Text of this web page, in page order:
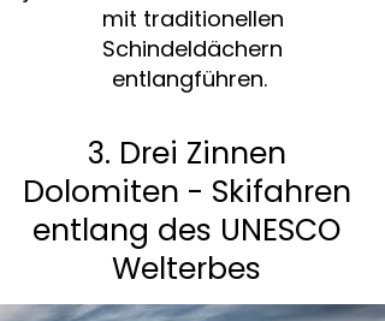
mit traditionellen
Schindeldächern
entlangführen.
3. Drei Zinnen
Dolomiten - Skifahren
entlang des UNESCO
Welterbes